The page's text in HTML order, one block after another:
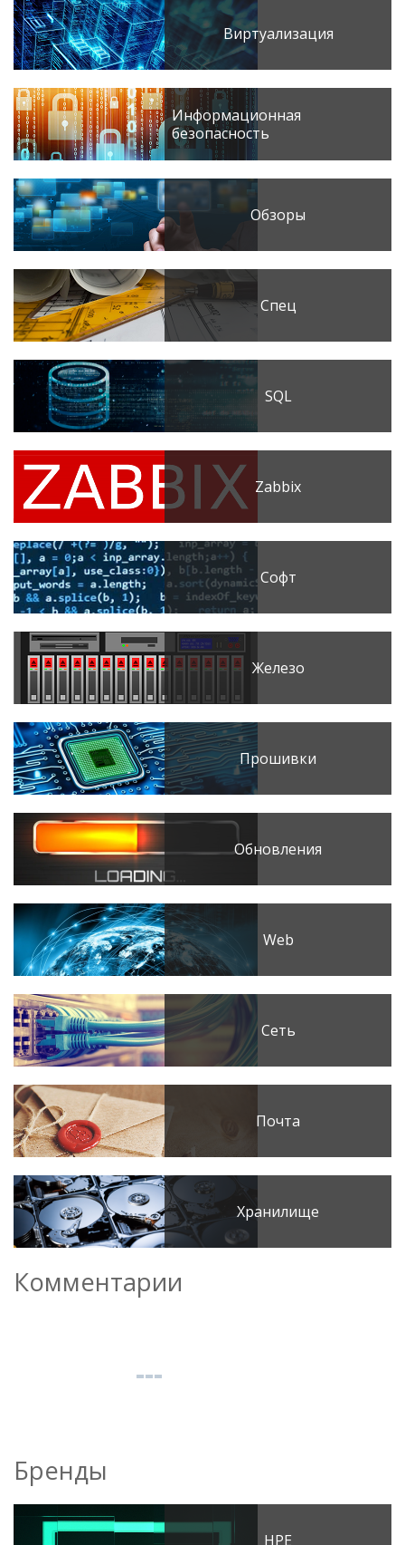
Виртуализация
Информационная
безопасность
Обзоры
Спец
SQL
Zabbix
Софт
Железо
Прошивки
Обновления
Web
Сеть
Почта
Хранилище
Комментарии
Бренды
HPE